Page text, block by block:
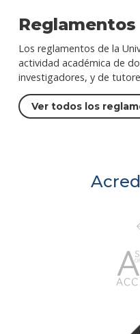
Reglamentos
Los reglamentos de la
actividad académica de
investigadores, y de
Ver todos los